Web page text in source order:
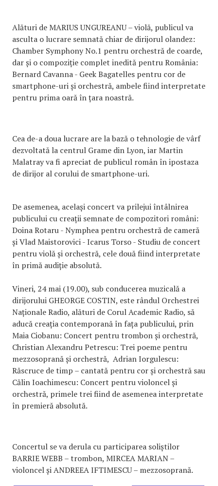
Alături de MARIUS UNGUREANU – violă, publicul va
asculta o lucrare semnată chiar de dirijorul olandez:
Chamber Symphony No.1 pentru orchestră de coarde,
dar și o compoziție complet inedită pentru România:
Bernard Cavanna - Geek Bagatelles pentru cor de
smartphone-uri și orchestră, ambele fiind interpretate
pentru prima oară în țara noastră.
Cea de-a doua lucrare are la bază o tehnologie de vârf
dezvoltată la centrul Grame din Lyon, iar Martin
Malatray va fi apreciat de publicul român în ipostaza
de dirijor al corului de smartphone-uri.
De asemenea, același concert va prilejui întâlnirea
publicului cu creații semnate de compozitori români:
Doina Rotaru - Nymphea pentru orchestră de cameră
și Vlad Maistorovici - Icarus Torso - Studiu de concert
pentru violă și orchestră, cele două fiind interpretate
în primă audiție absolută.
Vineri, 24 mai (19.00), sub conducerea muzicală a
dirijorului GHEORGE COSTIN, este rândul Orchestrei
Naționale Radio, alături de Corul Academic Radio, să
aducă creația contemporană în fața publicului, prin
Maia Ciobanu: Concert pentru trombon și orchestră,
Christian Alexandru Petrescu: Trei poeme pentru
mezzosoprană și orchestră, Adrian Iorgulescu:
Răscruce de timp – cantată pentru cor și orchestră sau
Călin Ioachimescu: Concert pentru violoncel și
orchestră, primele trei fiind de asemenea interpretate
în premieră absolută.
Concertul se va derula cu participarea soliștilor
BARRIE WEBB – trombon, MIRCEA MARIAN –
violoncel și ANDREEA IFTIMESCU – mezzosoprană.